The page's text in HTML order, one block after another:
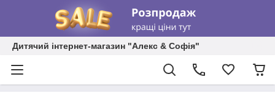
Дитячий інтернет-магазин "Алекс & Софія"